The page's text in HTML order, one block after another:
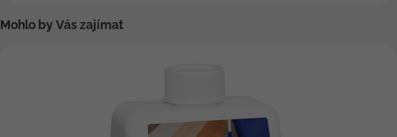
Mohlo by Vás zajímat